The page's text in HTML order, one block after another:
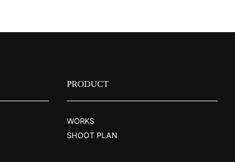
PRODUCT
WORKS
SHOOT PLAN